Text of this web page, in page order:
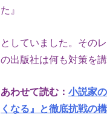
た』
としていました。その
の出版社は何も対策を
あわせて読む： 小説家
くなる』と徹底抗戦の